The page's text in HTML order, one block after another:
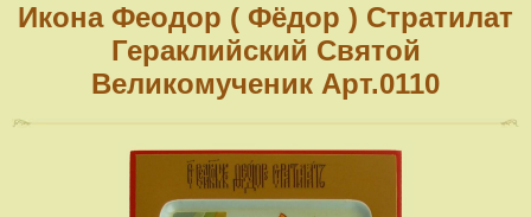
Икона Феодор ( Фёдор ) Стратилат
Гераклийский Святой
Великомученик Арт.0110